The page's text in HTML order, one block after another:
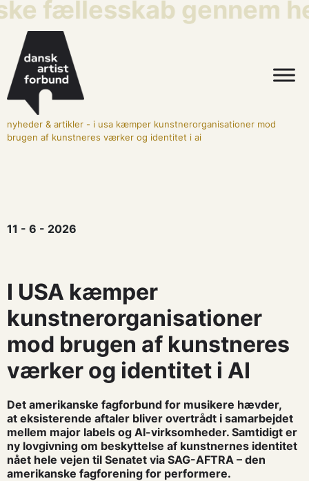
fællesskab gennem
nyheder & artikler- i usa kæmper kunstnerorganisationer mod
brugen af kunstneres værker og identitet i ai
11 - 6 - 2026
I USA kæmper
kunstnerorganisationer
mod brugen af kunstneres
værker og identitet i AI
Det amerikanske fagforbund for musikere hævder,
at eksisterende aftaler bliver overtrådt i samarbejdet
mellem major labels og AI-virksomheder. Samtidigt er
ny lovgivning om beskyttelse af kunstnernes identitet
nået hele vejen til Senatet via SAG-AFTRA – den
amerikanske fagforening for performere.